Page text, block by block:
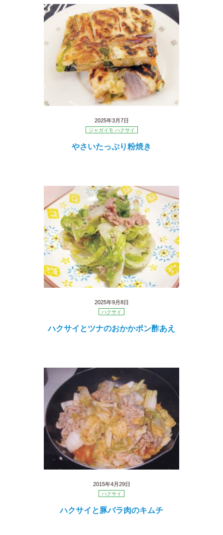
2025年3月7日
ジャガイモ ハクサイ
やさいたっぷり粉焼き
2025年9月8日
ハクサイ
ハクサイとツナのおかかポン酢あえ
2015年4月29日
ハクサイ
ハクサイと豚バラ肉のキムチ